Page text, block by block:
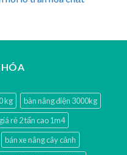
kg
bàn nâng điện 3000kg
rẻ 2 tấn cao 1m4
bán xe nâng cây cảnh